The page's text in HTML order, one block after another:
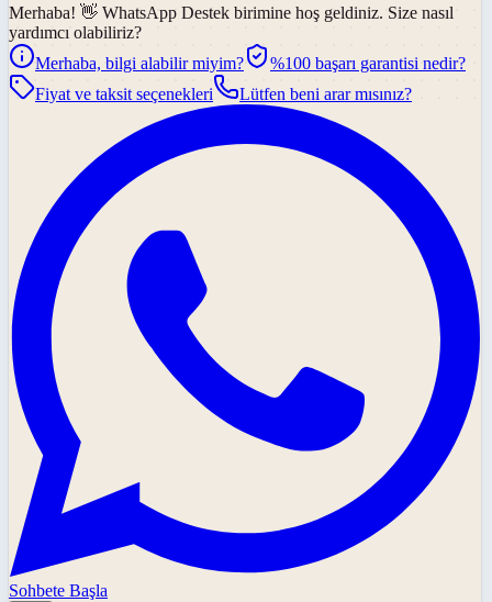
Merhaba! 👋 WhatsApp Destek birimine hoş geldiniz. Size nasıl
yardımcı olabiliriz?
Merhaba, bilgi alabilir miyim?
%100 başarı garantisi nedir?
Fiyat ve taksit seçenekleri
Lütfen beni arar mısınız?
Sohbete Başla